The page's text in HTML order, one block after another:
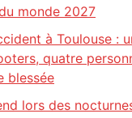
monde 2027
à Toulouse :
quatre
blessée
lors des